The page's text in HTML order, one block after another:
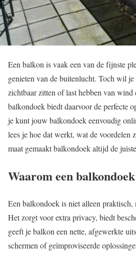
Een balkon is vaak een van de fijnste
genieten van de buitenlucht. Toch wil
zichtbaar zitten of last hebben van wind
balkondoek biedt daarvoor de perfecte
je kunt jouw balkondoek eenvoudig
lees je hoe dat werkt, wat de voordelen
maat gemaakt balkondoek altijd de
Waarom een
Een balkondoek is niet alleen praktisch,
Het zorgt voor extra privacy, biedt
geeft je balkon een nette, afgewerkte
schermen of geïmproviseerde